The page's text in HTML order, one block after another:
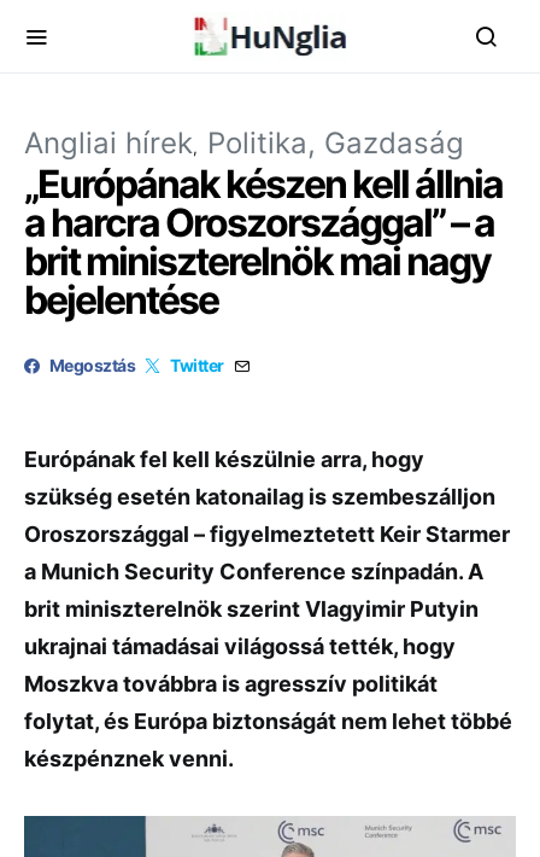
Angliai hírek Politika, Gazdaság
„Európának készen kell állnia
a harcra Oroszországgal” – a
brit miniszterelnök mai nagy
bejelentése
Megosztás Twitter
Európának fel kell készülnie arra, hogy
szükség esetén katonailag is szembeszálljon
Oroszországgal – figyelmeztetett Keir Starmer
a Munich Security Conference színpadán. A
brit miniszterelnök szerint Vlagyimir Putyin
ukrajnai támadásai világossá tették, hogy
Moszkva továbbra is agresszív politikát
folytat, és Európa biztonságát nem lehet többé
készpénznek venni.